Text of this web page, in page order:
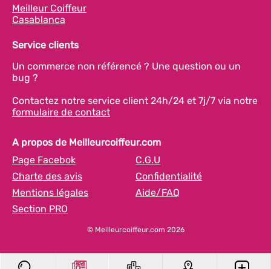
Meilleur Coiffeur
Casablanca
Service clients
Un commerce non référencé ? Une question ou un
bug ?
Contactez notre service client 24h/24 et 7j/7 via notre
formulaire de contact
A propos de Meilleurcoiffeur.com
Page Facebok
C.G.U
Charte des avis
Confidentialité
Mentions légales
Aide/FAQ
Section PRO
© Meilleurcoiffeur.com 2026